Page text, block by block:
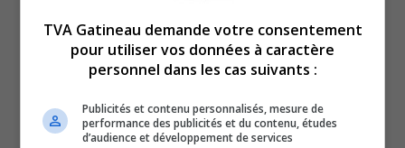
TVA Gatineau demande votre consentement
pour utiliser vos données à caractère
personnel dans les cas suivants :
Publicités et contenu personnalisés, mesure de
performance des publicités et du contenu, études
d’audience et développement de services